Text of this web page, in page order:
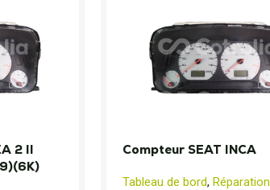
2 II
Compteur SEAT INCA
Tableau de bord, Réparation